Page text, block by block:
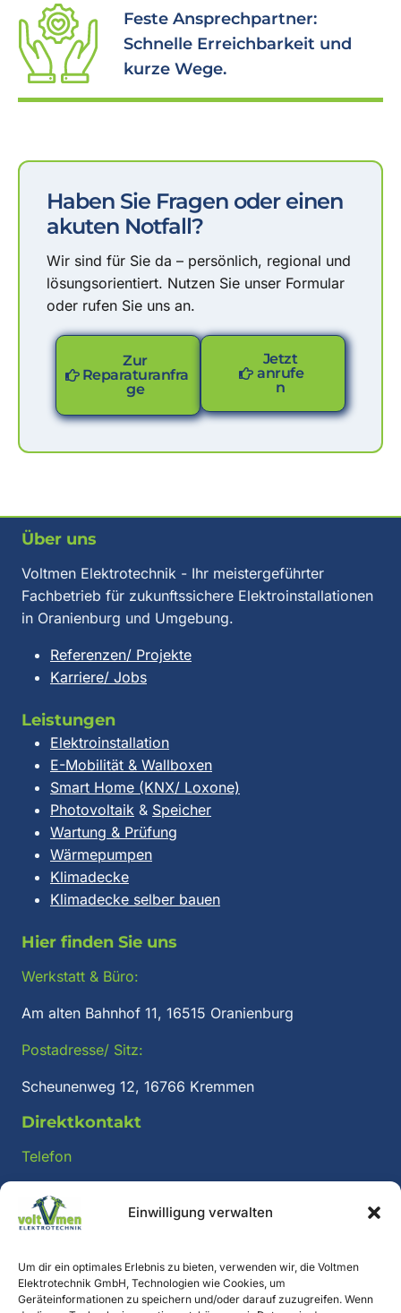
Einwilligung verwalten
Um dir ein optimales Erlebnis zu bieten, verwenden wir, die Voltmen
Elektrotechnik GmbH, Technologien wie Cookies, um
Geräteinformationen zu speichern und/oder darauf zuzugreifen. Wenn
Feste Ansprechpartner:
Schnelle Erreichbarkeit und
kurze Wege.
Haben Sie Fragen oder einen
akuten Notfall?
Wir sind für Sie da – persönlich, regional und
lösungsorientiert. Nutzen Sie unser Formular
oder rufen Sie uns an.
Zur
Reparaturanfra
ge
Jetzt
anrufe
n
Über uns
Voltmen Elektrotechnik - Ihr meistergeführter
Fachbetrieb für zukunftssichere Elektroinstallationen
in Oranienburg und Umgebung.
Referenzen/ Projekte
Karriere/ Jobs
Leistungen
Elektroinstallation
E-Mobilität & Wallboxen
Smart Home (KNX/ Loxone)
Photovoltaik & Speicher
Wartung & Prüfung
Wärmepumpen
Klimadecke
Klimadecke selber bauen
Hier finden Sie uns
Werkstatt & Büro:
Am alten Bahnhof 11, 16515 Oranienburg
Postadresse/ Sitz:
Scheunenweg 12, 16766 Kremmen
Direktkontakt
Telefon
+49 (0) 3301 / 571 97 57
E-Mail:
post@voltmen.de